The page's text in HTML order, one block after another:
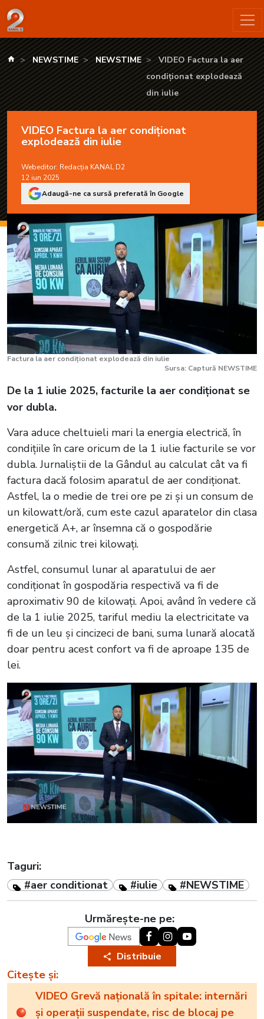
VIDEO Factura la aer condiționat explodează din iulie -
kanald.ro
NEWSTIME NEWSTIME
VIDEO Factura la aer
condiționat explodează
din iulie
VIDEO Factura la aer condiționat
explodează din iulie
Webeditor: Redacția KANAL D2
12 iun 2025
Adaugă-ne ca sursă preferată în Google
Factura la aer condiționat explodează din iulie
Sursa: Captură NEWSTIME
De la 1 iulie 2025, facturile la aer condiționat se
vor dubla.
Vara aduce cheltuieli mari la energia electrică, în
condițiile în care oricum de la 1 iulie facturile se vor
dubla. Jurnaliștii de la Gândul au calculat cât va fi
factura dacă folosim aparatul de aer condiționat.
Astfel, la o medie de trei ore pe zi și un consum de
un kilowatt/oră, cum este cazul aparatelor din clasa
energetică A+, ar însemna că o gospodărie
consumă zilnic trei kilowați.
Astfel, consumul lunar al aparatului de aer
condiționat în gospodăria respectivă va fi de
aproximativ 90 de kilowați. Apoi, având în vedere că
de la 1 iulie 2025, tariful mediu la electricitate va
fi de un leu și cincizeci de bani, suma lunară alocată
doar pentru acest confort va fi de aproape 135 de
lei.
Taguri:
#aer conditionat
#iulie #NEWSTIME
Urmărește-ne pe:
Distribuie
Citește și:
VIDEO Grevă națională în spitale: internări
și operații suspendate, risc de blocaj pe